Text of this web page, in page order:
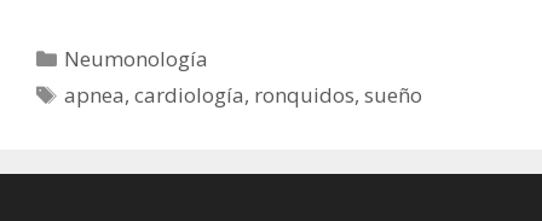
Categorías
Neumonología
Etiquetas
apnea,cardiología, ronquidos,sueño